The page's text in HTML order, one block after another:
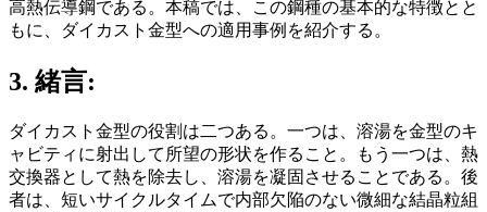
高熱伝導鋼である。本稿では、この鋼種の基本的な特徴とと
もに、ダイカスト金型への適用事例を紹介する。
3. 緒言:
ダイカスト金型の役割は二つある。一つは、溶湯を金型のキ
ャビティに射出して所望の形状を作ること。もう一つは、熱
交換器として熱を除去し、溶湯を凝固させることである。後
者は、短いサイクルタイムで内部欠陥のない微細な結晶粒組